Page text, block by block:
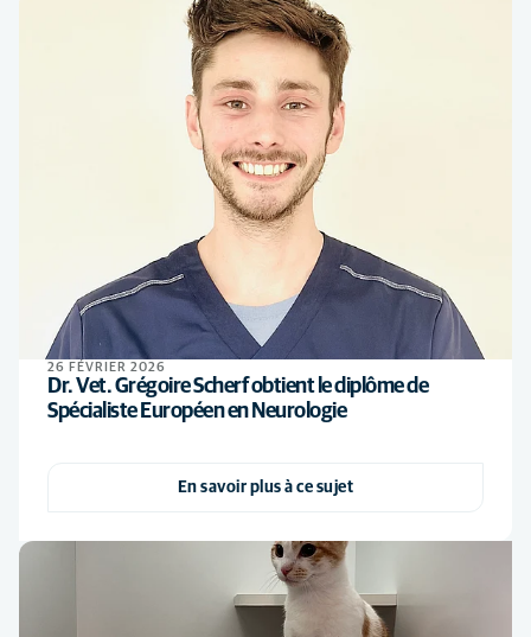
26 FÉVRIER 2026
Dr. Vet. Grégoire Scherf obtient le diplôme de
Spécialiste Européen en Neurologie
En savoir plus à ce sujet